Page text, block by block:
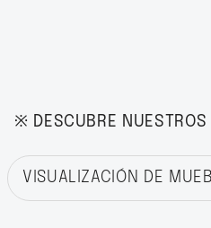
※ DESCUBRE NUESTROS
VISUALIZACIÓN DE